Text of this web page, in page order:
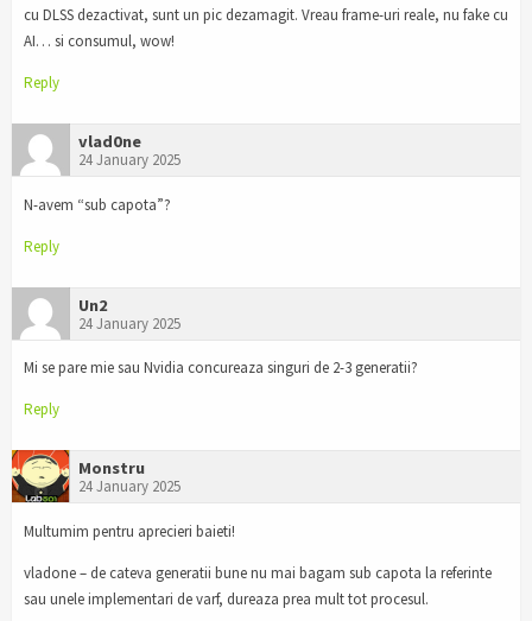
cu DLSS dezactivat, sunt un pic dezamagit. Vreau frame-uri reale, nu fake cu
AI… si consumul, wow!
Reply
vlad0ne
24 January 2025
N-avem “sub capota”?
Reply
Un2
24 January 2025
Mi se pare mie sau Nvidia concureaza singuri de 2-3 generatii?
Reply
Monstru
24 January 2025
Multumim pentru aprecieri baieti!
vladone – de cateva generatii bune nu mai bagam sub capota la referinte
sau unele implementari de varf, dureaza prea mult tot procesul.